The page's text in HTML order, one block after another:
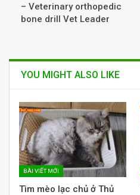
– Veterinary orthopedic
bone drill Vet Leader
YOU MIGHT ALSO LIKE
BÀI VIẾT MỚI
Tìm mèo lạc chủ ở Thủ